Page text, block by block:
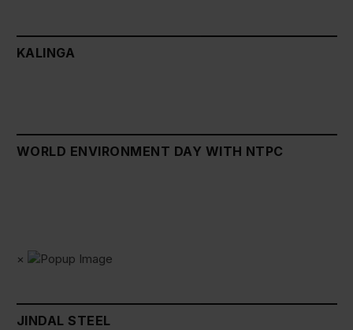
KALINGA
WORLD ENVIRONMENT DAY WITH NTPC
×
JINDAL STEEL